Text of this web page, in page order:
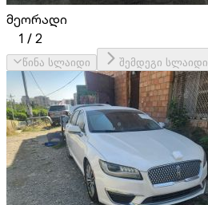
მეორადი
1 /2
წინა სლაიდი შემდეგი სლაიდი